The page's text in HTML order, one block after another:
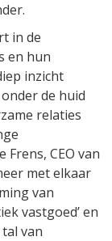
in de
en hun
inzicht
de huid
relaties
CEO van
met elkaar
van
vastgoed’ en
van